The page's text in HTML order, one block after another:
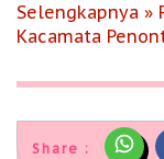
Selengkapnya »
Kacamata
Share :